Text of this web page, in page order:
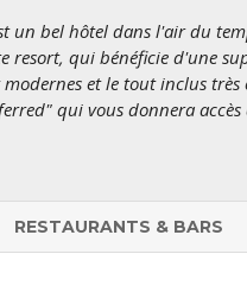
un bel hôtel dans l'air du
resort, qui bénéficie d'une
et le tout inclus
qui vous donnera
RESTAURANTS & BARS